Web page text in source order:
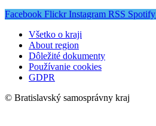
Facebook Flickr Instagram RSS Spotify
Všetko o kraji
About region
Dôležité dokumenty
Používanie cookies
GDPR
© Bratislavský samosprávny kraj